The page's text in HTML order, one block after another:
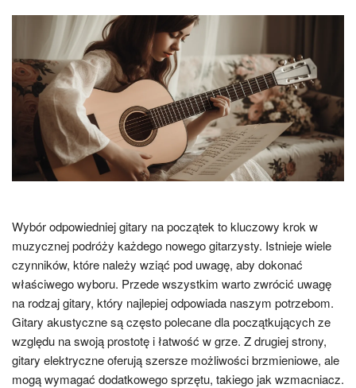
Wybór odpowiedniej gitary na początek to kluczowy krok w
muzycznej podróży każdego nowego gitarzysty. Istnieje wiele
czynników, które należy wziąć pod uwagę, aby dokonać
właściwego wyboru. Przede wszystkim warto zwrócić uwagę
na rodzaj gitary, który najlepiej odpowiada naszym potrzebom.
Gitary akustyczne są często polecane dla początkujących ze
względu na swoją prostotę i łatwość w grze. Z drugiej strony,
gitary elektryczne oferują szersze możliwości brzmieniowe, ale
mogą wymagać dodatkowego sprzętu, takiego jak wzmacniacz.